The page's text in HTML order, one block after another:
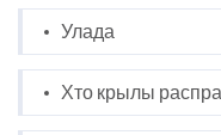
Улада
Хто крылы